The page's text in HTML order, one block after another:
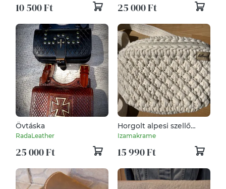
10 500 Ft 25 000 Ft
Övtáska
RadaLeather
25 000 Ft
Horgolt alpesi szellő
mintás övtáska
Izamakrame
15 990 Ft